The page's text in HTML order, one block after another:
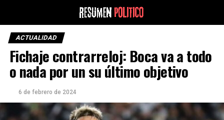
ACTUALIDAD
Fichaje contrarreloj: Boca va a todo
o nada por un su último objetivo
6 de febrero de 2024